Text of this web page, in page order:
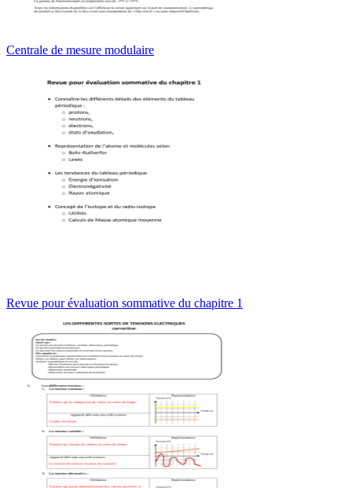
Centrale de mesure modulaire
Revue pour évaluation sommative du chapitre 1